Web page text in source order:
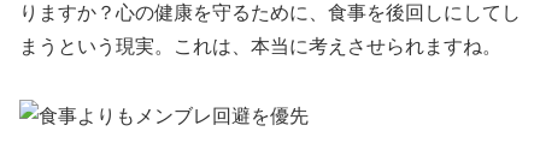
りますか？心の健康を守るために、食事を後回しにしてし
まうという現実。これは、本当に考えさせられますね。